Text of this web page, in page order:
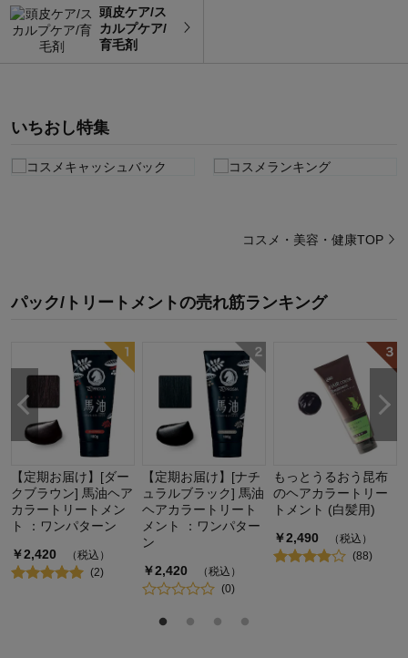
頭皮ケア/ス
カルプケア/
育毛剤
いちおし特集
コスメ・美容・健康TOP
パック/トリートメントの売れ筋ランキング
【定期お届け】[ダー
クブラウン] 馬油ヘア
カラートリートメン
ト ：ワンパターン
￥2,420
（税込）
(2)
【定期お届け】[ナチ
ュラルブラック] 馬油
ヘアカラートリート
メント ：ワンパター
ン
￥2,420
（税込）
(0)
もっとうるおう昆布
のヘアカラートリー
トメント (白髪用)
￥2,490
（税込）
(88)